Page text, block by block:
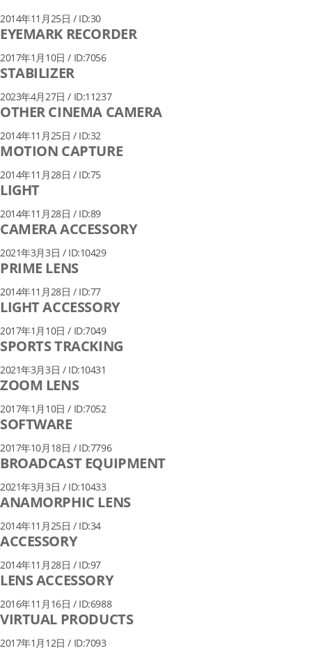
2014年11月25日 / ID:30
EYEMARK RECORDER
2017年1月10日 / ID:7056
STABILIZER
2023年4月27日 / ID:11237
OTHER CINEMA CAMERA
2014年11月25日 / ID:32
MOTION CAPTURE
2014年11月28日 / ID:75
LIGHT
2014年11月28日 / ID:89
CAMERA ACCESSORY
2021年3月3日 / ID:10429
PRIME LENS
2014年11月28日 / ID:77
LIGHT ACCESSORY
2017年1月10日 / ID:7049
SPORTS TRACKING
2021年3月3日 / ID:10431
ZOOM LENS
2017年1月10日 / ID:7052
SOFTWARE
2017年10月18日 / ID:7796
BROADCAST EQUIPMENT
2021年3月3日 / ID:10433
ANAMORPHIC LENS
2014年11月25日 / ID:34
ACCESSORY
2014年11月28日 / ID:97
LENS ACCESSORY
2016年11月16日 / ID:6988
VIRTUAL PRODUCTS
2017年1月12日 / ID:7093